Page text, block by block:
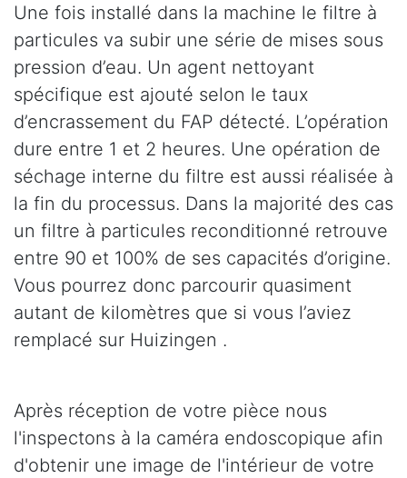
Une fois installé dans la machine le filtre à
particules va subir une série de mises sous
pression d’eau. Un agent nettoyant
spécifique est ajouté selon le taux
d’encrassement du FAP détecté. L’opération
dure entre 1 et 2 heures. Une opération de
séchage interne du filtre est aussi réalisée à
la fin du processus. Dans la majorité des cas
un filtre à particules reconditionné retrouve
entre 90 et 100% de ses capacités d’origine.
Vous pourrez donc parcourir quasiment
autant de kilomètres que si vous l’aviez
remplacé sur Huizingen .
Après réception de votre pièce nous
l'inspectons à la caméra endoscopique afin
d'obtenir une image de l'intérieur de votre